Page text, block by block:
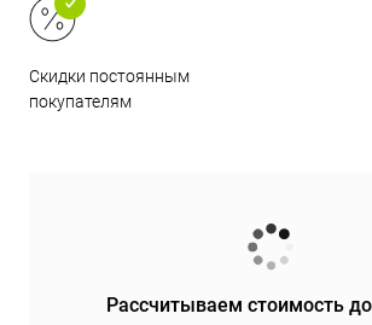
Скидки постоянным
покупателям
Рассчитываем стоимость